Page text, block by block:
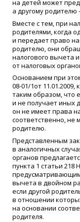
на детей может
а другому родителю
Вместе с тем, при
родителями, когда
и передает право
родителю, они
налогового вычета
от налоговых
Основанием при
08-01/1от
таким образом, что
и не получает иных
он не имеет права
соответственно, не
родителю.
Представленным
в аналогичных
органов
пункта 1 статьи
вычета в двойном
если другой
в отношении
на основании
родителя.